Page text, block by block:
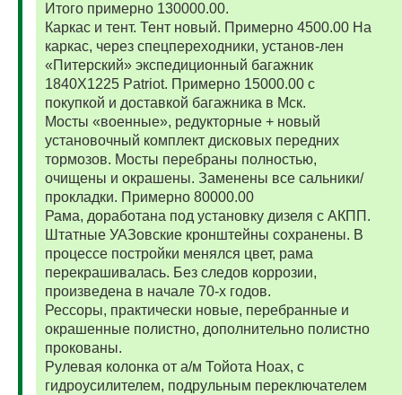
Итого примерно 130000.00.
Каркас и тент. Тент новый. Примерно 4500.00 На
каркас, через спецпереходники, установ-лен
«Питерский» экспедиционный багажник
1840Х1225 Patriot. Примерно 15000.00 с
покупкой и доставкой багажника в Мск.
Мосты «военные», редукторные + новый
установочный комплект дисковых передних
тормозов. Мосты перебраны полностью,
очищены и окрашены. Заменены все сальники/
прокладки. Примерно 80000.00
Рама, доработана под установку дизеля с АКПП.
Штатные УАЗовские кронштейны сохранены. В
процессе постройки менялся цвет, рама
перекрашивалась. Без следов коррозии,
произведена в начале 70-х годов.
Рессоры, практически новые, перебранные и
окрашенные полистно, дополнительно полистно
прокованы.
Рулевая колонка от а/м Тойота Ноах, с
гидроусилителем, подрульным переключателем